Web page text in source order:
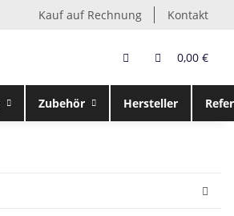
Kauf auf Rechnung Kontakt
0,00 €
Zubehör Hersteller